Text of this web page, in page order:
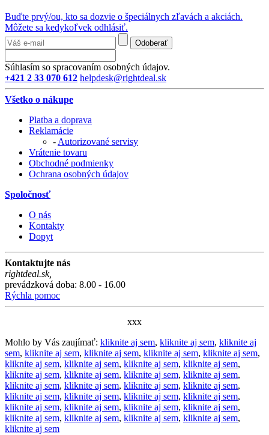
Buďte prvý/ou, kto sa dozvie o špeciálnych zľavách a akciách.
Môžete sa kedykoľvek odhlásiť.
Odoberať
Súhlasím so spracovaním osobných údajov.
+421 2 33 070 612 helpdesk@rightdeal.sk
Všetko o nákupe
Platba a doprava
Reklamácie
- Autorizované servisy
Vrátenie tovaru
Obchodné podmienky
Ochrana osobných údajov
Spoločnosť
O nás
Kontakty
Dopyt
Kontaktujte nás
rightdeal.sk,
prevádzková doba: 8.00 - 16.00
Rýchla pomoc
xxx
Mohlo by Vás zaujímať: kliknite aj sem, kliknite aj sem, kliknite aj
sem, kliknite aj sem, kliknite aj sem, kliknite aj sem, kliknite aj sem,
kliknite aj sem, kliknite aj sem, kliknite aj sem, kliknite aj sem,
kliknite aj sem, kliknite aj sem, kliknite aj sem, kliknite aj sem,
kliknite aj sem, kliknite aj sem, kliknite aj sem, kliknite aj sem,
kliknite aj sem, kliknite aj sem, kliknite aj sem, kliknite aj sem,
kliknite aj sem, kliknite aj sem, kliknite aj sem, kliknite aj sem,
kliknite aj sem, kliknite aj sem, kliknite aj sem, kliknite aj sem,
kliknite aj sem